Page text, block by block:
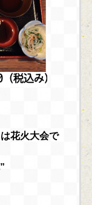
花火大会で